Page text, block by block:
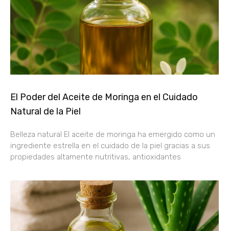
El Poder del Aceite de Moringa en el Cuidado
Natural de la Piel
Belleza natural El aceite de moringa ha emergido como un
ingrediente estrella en el cuidado de la piel gracias a sus
propiedades altamente nutritivas, antioxidantes